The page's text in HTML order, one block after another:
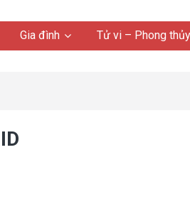
Gia đình Tử vi – Phong thủy